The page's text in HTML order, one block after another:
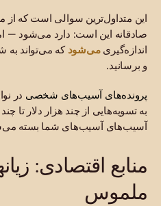
این متداول‌ترین سوالی است که از
صادقانه این است: دارد می‌شود —
اندازه‌گیریمی‌شود که می‌تواند به
و برسانید.
پرونده‌های آسیب‌های شخصی در
به تسویه‌هایی از چند هزار دلار تا
آسیب‌های آسیب‌های شما بسته
منابع اقتصادی:
ملموس